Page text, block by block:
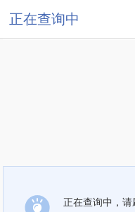
正在查询中
正在查询中，请